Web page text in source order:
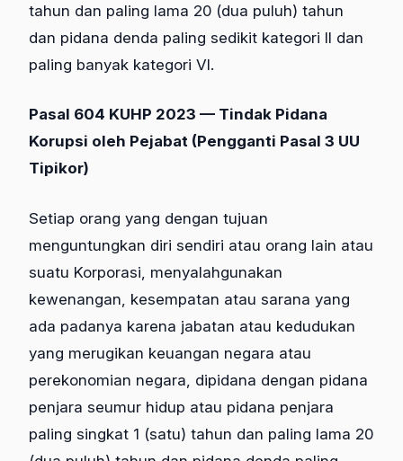
tahun dan paling lama 20 (dua puluh) tahun
dan pidana denda paling sedikit kategori II dan
paling banyak kategori VI.
Pasal 604 KUHP 2023 — Tindak Pidana
Korupsi oleh Pejabat (Pengganti Pasal 3 UU
Tipikor)
Setiap orang yang dengan tujuan
menguntungkan diri sendiri atau orang lain atau
suatu Korporasi, menyalahgunakan
kewenangan, kesempatan atau sarana yang
ada padanya karena jabatan atau kedudukan
yang merugikan keuangan negara atau
perekonomian negara, dipidana dengan pidana
penjara seumur hidup atau pidana penjara
paling singkat 1 (satu) tahun dan paling lama 20